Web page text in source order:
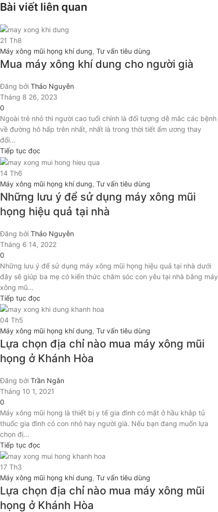
Bài viết liên quan
21 Th8
Máy xông mũi họng khí dung, Tư vấn tiêu dùng
Mua máy xông khí dung cho người già
Đăng bởi Thảo Nguyễn
Tháng 8 26, 2023
0
Ngoài trẻ nhỏ thì người cao tuổi chính là đối tượng dễ mắc các bệnh
về đường hô hấp trên nhất, nhất là trong thời tiết ẩm ương thay
đổi...
Tiếp tục đọc
14 Th6
Máy xông mũi họng khí dung, Tư vấn tiêu dùng
Những lưu ý để sử dụng máy xông mũi
họng hiệu quả tại nhà
Đăng bởi Thảo Nguyễn
Tháng 6 14, 2022
0
Những lưu ý để sử dụng máy xông mũi họng hiệu quả tại nhà dưới
đây sẽ giúp ba mẹ có kiến thức chăm sóc con yêu tại nhà bằng máy
xông mũ...
Tiếp tục đọc
04 Th5
Máy xông mũi họng khí dung, Tư vấn tiêu dùng
Lựa chọn địa chỉ nào mua máy xông mũi
họng ở Khánh Hòa
Đăng bởi Trần Ngân
Tháng 10 1, 2021
0
Máy xông mũi họng là thiết bị y tế gia đình có mặt ở hầu khắp tủ
thuốc gia đình có con nhỏ hay người già. Nếu bạn đang muốn lựa
chọn đị...
Tiếp tục đọc
17 Th3
Máy xông mũi họng khí dung, Tư vấn tiêu dùng
Lựa chọn địa chỉ nào mua máy xông mũi
họng ở Khánh Hòa